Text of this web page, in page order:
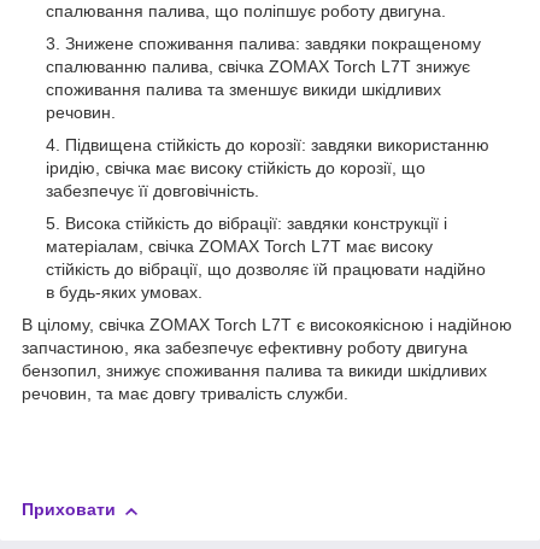
спалювання палива, що поліпшує роботу двигуна.
Знижене споживання палива: завдяки покращеному
спалюванню палива, свічка ZOMAX Torch L7T знижує
споживання палива та зменшує викиди шкідливих
речовин.
Підвищена стійкість до корозії: завдяки використанню
іридію, свічка має високу стійкість до корозії, що
забезпечує її довговічність.
Висока стійкість до вібрації: завдяки конструкції і
матеріалам, свічка ZOMAX Torch L7T має високу
стійкість до вібрації, що дозволяє їй працювати надійно
в будь-яких умовах.
В цілому, свічка ZOMAX Torch L7T є високоякісною і надійною
запчастиною, яка забезпечує ефективну роботу двигуна
бензопил, знижує споживання палива та викиди шкідливих
речовин, та має довгу тривалість служби.
Приховати